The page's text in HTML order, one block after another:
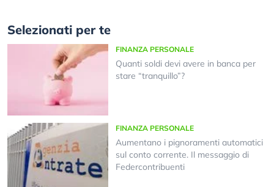
Selezionati per te
FINANZA PERSONALE
Quanti soldi devi avere in banca per
stare “tranquillo”?
FINANZA PERSONALE
Aumentano i pignoramenti automatici
sul conto corrente. Il messaggio di
Federcontribuenti